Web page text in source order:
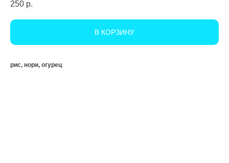
250 р.
В КОРЗИНУ
рис, нори, огурец